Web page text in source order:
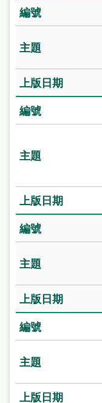
問
語
詞
彙
北
陳
情
系
統
English
日
本